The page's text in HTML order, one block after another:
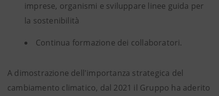
imprese, organismi e sviluppare linee guida per
la sostenibilità
Continua formazione dei collaboratori.
A dimostrazione dell'importanza strategica del
cambiamento climatico, dal 2021 il Gruppo ha aderito